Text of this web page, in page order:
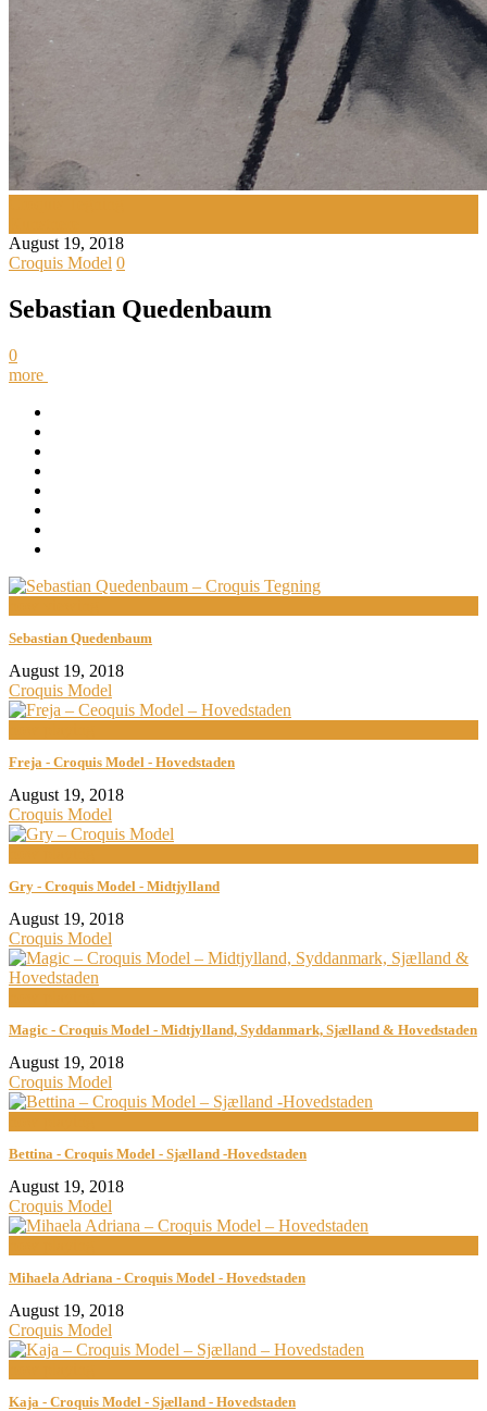
August 19, 2018
Croquis Model 0
Sebastian Quedenbaum
0
more
Sebastian Quedenbaum
August 19, 2018
Croquis Model
Freja - Croquis Model - Hovedstaden
August 19, 2018
Croquis Model
Gry - Croquis Model - Midtjylland
August 19, 2018
Croquis Model
Magic - Croquis Model - Midtjylland, Syddanmark, Sjælland & Hovedstaden
August 19, 2018
Croquis Model
Bettina - Croquis Model - Sjælland -Hovedstaden
August 19, 2018
Croquis Model
Mihaela Adriana - Croquis Model - Hovedstaden
August 19, 2018
Croquis Model
Kaja - Croquis Model - Sjælland - Hovedstaden